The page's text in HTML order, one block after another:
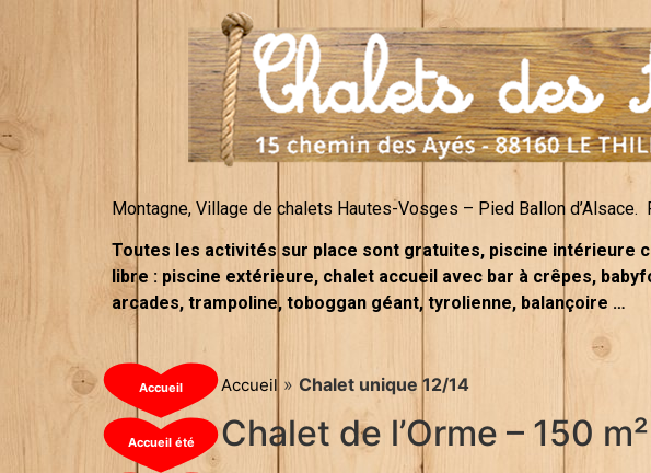
Montagne, Village de chalets Hautes-Vosges – Pied Ballon
Toutes les activités sur place sont gratuites, piscine intérieure
libre : piscine extérieure, chalet accueil avec bar à crêpes,
arcades, trampoline, toboggan géant, tyrolienne, balançoire …
Accueil
Accueil été
Accueil » Chalet unique 12/14
Chalet de l’Orme – 150